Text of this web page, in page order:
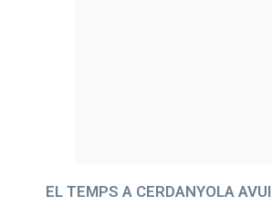
EL TEMPS A CERDANYOLA AVUI